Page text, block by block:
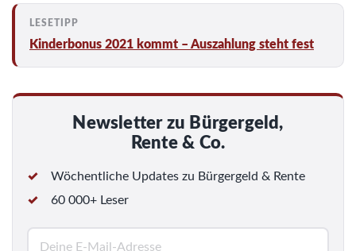
Kinderbonus 2021 kommt – Auszahlung steht fest
Newsletter zu Bürgergeld,
Rente & Co.
Wöchentliche Updates zu Bürgergeld & Rente
60 000+ Leser